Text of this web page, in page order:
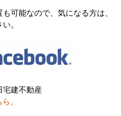
可能なので、気になる方は、
。
建不動産
。